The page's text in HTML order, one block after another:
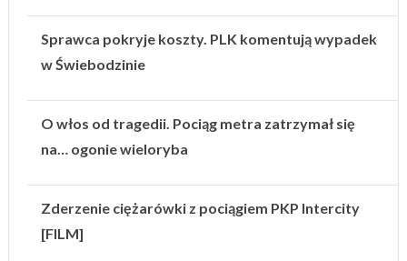
Sprawca pokryje koszty. PLK komentują wypadek
w Świebodzinie
O włos od tragedii. Pociąg metra zatrzymał się
na… ogonie wieloryba
Zderzenie ciężarówki z pociągiem PKP Intercity
[FILM]